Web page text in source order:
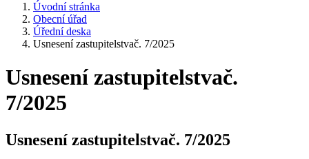
Úvodní stránka
Obecní úřad
Úřední deska
Usnesení zastupitelstvač. 7/2025
Usnesení zastupitelstvač.
7/2025
Usnesení zastupitelstvač. 7/2025